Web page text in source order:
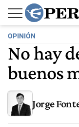
OPINIÓN
No hay
buenos
Jorge